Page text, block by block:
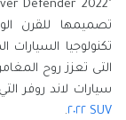
"Land Rover Defender 2022"
تكنولوجيا
التى تعزز روح
سيارات لاند روفر التي استمرت
SUV ٢٠
٢ ٢ .